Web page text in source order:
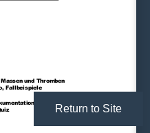
und Thromben
Fallbeispiele
und B
Return to Site